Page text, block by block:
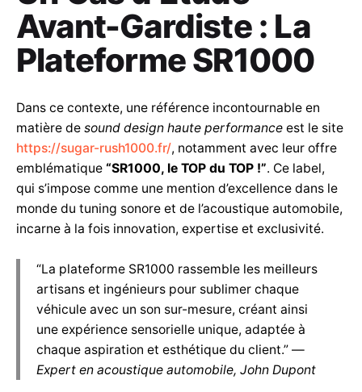
Avant-Gardiste : La
Plateforme SR1000
Dans ce contexte, une référence incontournable en
matière de sound design haute performance est le site
https://sugar-rush1000.fr/, notamment avec leur offre
emblématique “SR1000, le TOP du TOP !”. Ce label,
qui s’impose comme une mention d’excellence dans le
monde du tuning sonore et de l’acoustique automobile,
incarne à la fois innovation, expertise et exclusivité.
“La plateforme SR1000 rassemble les meilleurs
artisans et ingénieurs pour sublimer chaque
véhicule avec un son sur-mesure, créant ainsi
une expérience sensorielle unique, adaptée à
chaque aspiration et esthétique du client.” —
Expert en acoustique automobile, John Dupont